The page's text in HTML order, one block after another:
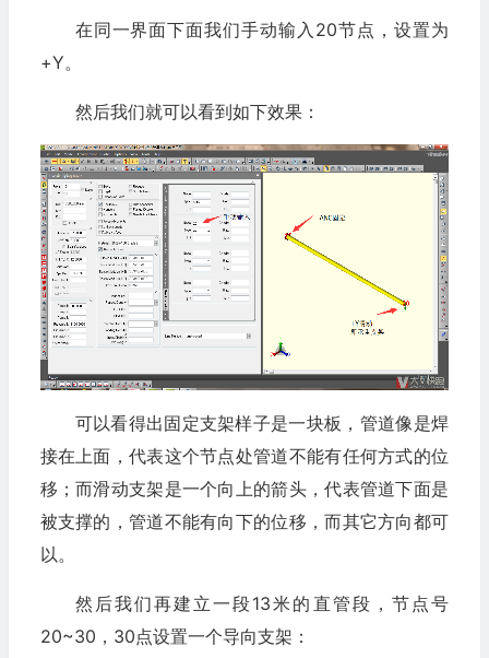
在同一界面下面我们手动输入20节点，设置为
+Y。
然后我们就可以看到如下效果：
可以看得出固定支架样子是一块板，管道像是焊
接在上面，代表这个节点处管道不能有任何方式的位
移；而滑动支架是一个向上的箭头，代表管道下面是
被支撑的，管道不能有向下的位移，而其它方向都可
以。
然后我们再建立一段13米的直管段，节点号
20~30，30点设置一个导向支架：